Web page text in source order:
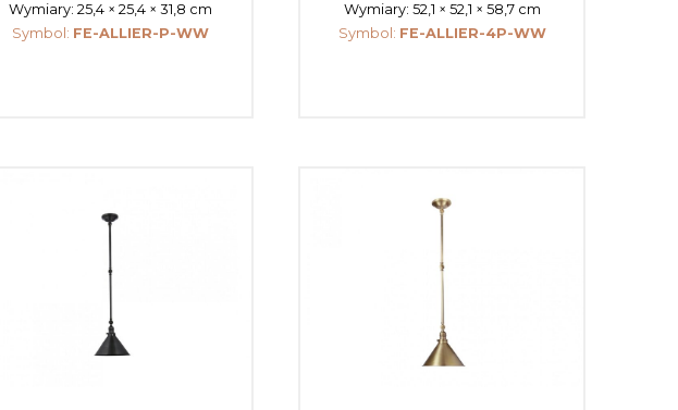
Wymiary: 25,4 × 25,4 × 31,8 cm
Symbol: FE-ALLIER-P-WW
Wymiary: 52,1 × 52,1 × 58,7 cm
Symbol: FE-ALLIER-4P-WW